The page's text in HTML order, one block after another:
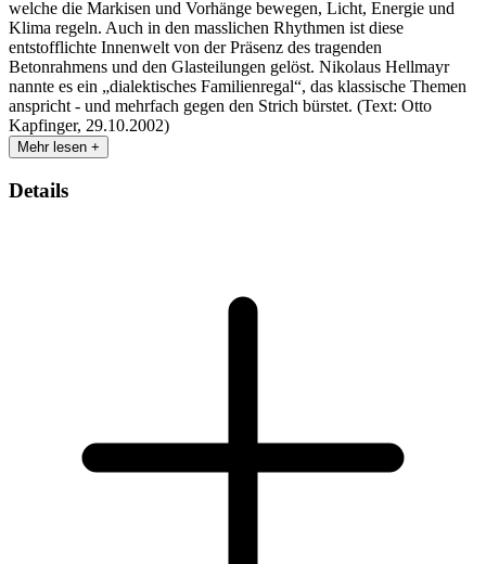
welche die Markisen und Vorhänge bewegen, Licht, Energie und
Klima regeln. Auch in den masslichen Rhythmen ist diese
entstofflichte Innenwelt von der Präsenz des tragenden
Betonrahmens und den Glasteilungen gelöst. Nikolaus Hellmayr
nannte es ein „dialektisches Familienregal“, das klassische Themen
anspricht - und mehrfach gegen den Strich bürstet. (Text: Otto
Kapfinger, 29.10.2002)
Mehr lesen +
Details